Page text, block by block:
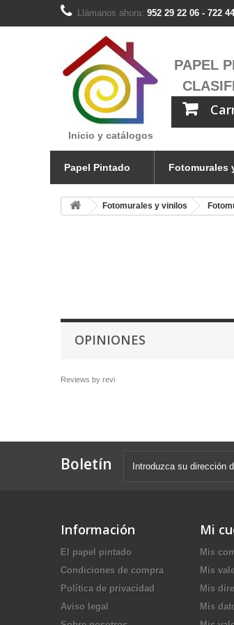
Llámanos ahora: 952 29 22 06 - 722
Inicio y catálogos
PAPEL
Papel Pintado Fotomurales
Fotomurales y vinilos
OPINIONES
Reviews by revi
Boletín
Información
El papel pintado
Condiciones de compra
Política de privacidad
Aviso legal
Mi
Mis
Mis
Mis
Mis